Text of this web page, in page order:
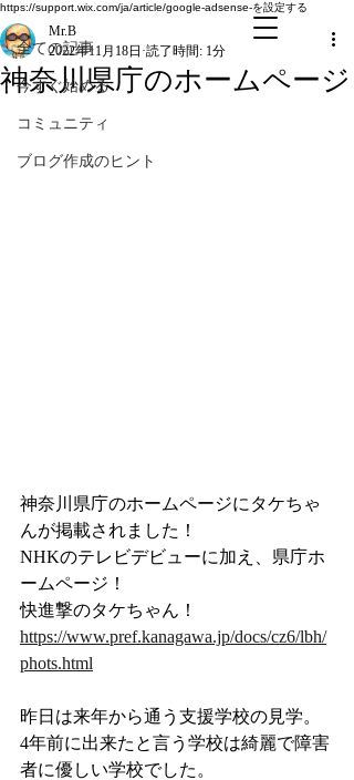
https://support.wix.com/ja/article/google-adsense-を設定する
全ての記事
今すぐ始める
コミュニティ
ブログ作成のヒント
神奈川県庁のホームページ
Mr.B
2022年11月18日 読了時間: 1分
神奈川県庁のホームページにタケちゃ
んが掲載されました！
NHKのテレビデビューに加え、県庁ホ
ームページ！
快進撃のタケちゃん！
https://www.pref.kanagawa.jp/docs/cz6/lbh/
phots.html
昨日は来年から通う支援学校の見学。
4年前に出来たと言う学校は綺麗で障害
者に優しい学校でした。